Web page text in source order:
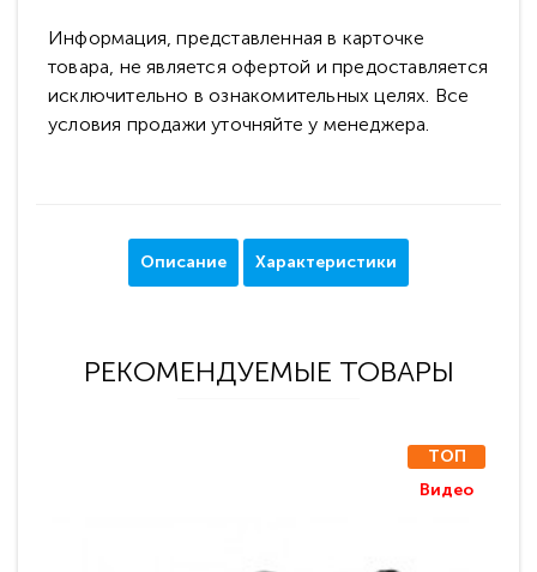
Информация, представленная в карточке
товара, не является офертой и предоставляется
исключительно в ознакомительных целях. Все
условия продажи уточняйте у менеджера.
Описание Характеристики
РЕКОМЕНДУЕМЫЕ ТОВАРЫ
ТОП
Видео